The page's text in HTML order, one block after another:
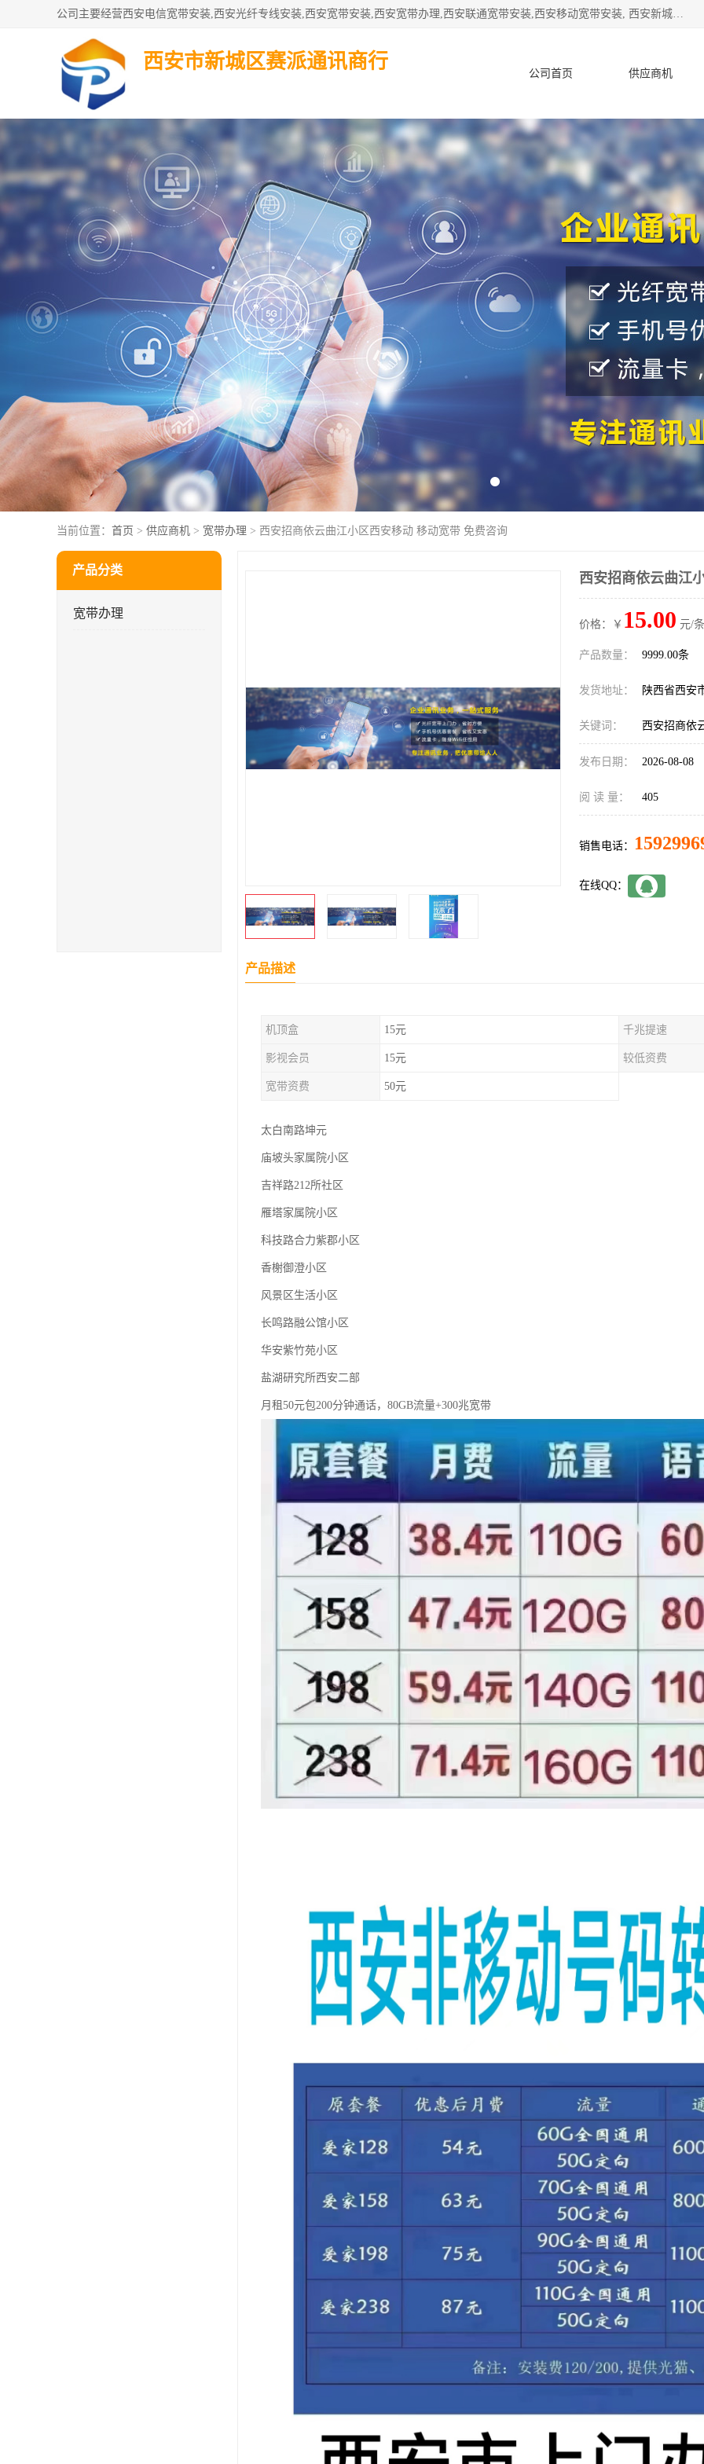
公司主要经营西安电信宽带安装,西安光纤专线安装,西安宽带安装,西安宽带办理,西安联通宽带安装,西安移动宽带安装, 西安新城赛派通讯商行从事西安地区的联通，移动，电信宽带安装，光纤专线安装，宽带办理等业务
西安市新城区赛派通讯商行
公司首页 供应商机
产品知识 客户案例
当前位置： 首页 > 供应商机 > 宽带办理 > 西安招商依云曲江小区西安移动 移动宽带 免费咨询
产品分类
宽带办理
西安招商依云曲江
价格：￥ 15.00 元/
产品数量： 9999.00条
发货地址： 陕西省西安
关键词： 西安招商依
发布日期： 2026-08-08
阅 读 量： 405
销售电话：
在线QQ：
产品描述
机顶盒 15元 千兆提速
影视会员 15元 较低资费
宽带资费 50元
太白南路坤元
庙坡头家属院小区
吉祥路212所社区
雁塔家属院小区
科技路合力紫郡小区
香榭御澄小区
风景区生活小区
长鸣路融公馆小区
华安紫竹苑小区
盐湖研究所西安二部
月租50元包200分钟通话，80GB流量+300兆宽带